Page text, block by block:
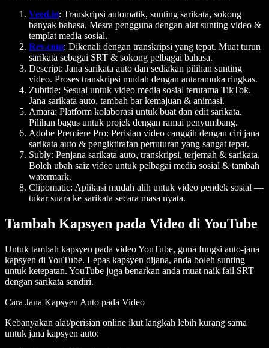
Veed.io: Transkripsi automatik, sunting sarikata, sokong
banyak bahasa. Mesra pengguna dengan alat sunting video &
templat media sosial.
Rev.com: Dikenali dengan transkripsi yang tepat. Muat turun
sarikata sebagai SRT & sokong pelbagai bahasa.
Descript: Jana sarikata auto dan sediakan pilihan sunting
video. Proses transkripsi mudah dengan antaramuka ringkas.
Zubtitle: Sesuai untuk video media sosial terutama TikTok.
Jana sarikata auto, tambah bar kemajuan & animasi.
Amara: Platform kolaborasi untuk buat dan edit sarikata.
Pilihan bagus untuk projek dengan ramai penyumbang.
Adobe Premiere Pro: Perisian video canggih dengan ciri jana
sarikata auto & pengiktirafan pertuturan yang sangat tepat.
Subly: Penjana sarikata auto, transkripsi, terjemah & sarikata.
Boleh ubah saiz video untuk pelbagai media sosial & tambah
watermark.
Clipomatic: Aplikasi mudah alih untuk video pendek sosial —
tukar suara ke sarikata secara masa nyata.
Tambah Kapsyen pada Video di YouTube
Untuk tambah kapsyen pada video YouTube, guna fungsi auto-jana
kapsyen di YouTube. Lepas kapsyen dijana, anda boleh sunting
untuk ketepatan. YouTube juga benarkan anda muat naik fail SRT
dengan sarikata sendiri.
Cara Jana Kapsyen Auto pada Video
Kebanyakan alat/perisian online ikut langkah lebih kurang sama
untuk jana kapsyen auto: